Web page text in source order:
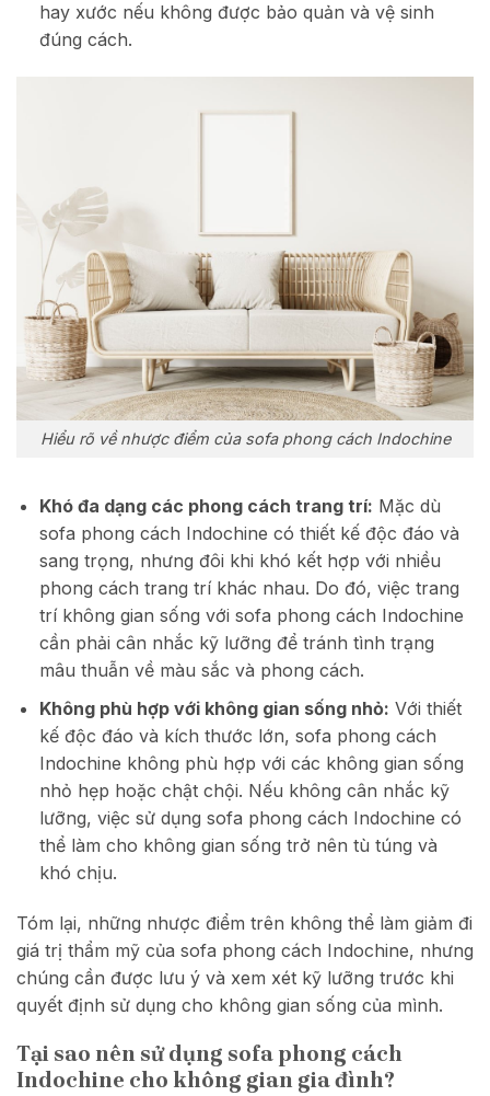
hay xước nếu không được bảo quản và vệ sinh
đúng cách.
Hiểu rõ về nhược điểm của sofa phong cách Indochine
Khó đa dạng các phong cách trang trí: Mặc dù
sofa phong cách Indochine có thiết kế độc đáo và
sang trọng, nhưng đôi khi khó kết hợp với nhiều
phong cách trang trí khác nhau. Do đó, việc trang
trí không gian sống với sofa phong cách Indochine
cần phải cân nhắc kỹ lưỡng để tránh tình trạng
mâu thuẫn về màu sắc và phong cách.
Không phù hợp với không gian sống nhỏ: Với thiết
kế độc đáo và kích thước lớn, sofa phong cách
Indochine không phù hợp với các không gian sống
nhỏ hẹp hoặc chật chội. Nếu không cân nhắc kỹ
lưỡng, việc sử dụng sofa phong cách Indochine có
thể làm cho không gian sống trở nên tù túng và
khó chịu.
Tóm lại, những nhược điểm trên không thể làm giảm đi
giá trị thẩm mỹ của sofa phong cách Indochine, nhưng
chúng cần được lưu ý và xem xét kỹ lưỡng trước khi
quyết định sử dụng cho không gian sống của mình.
Tại sao nên sử dụng sofa phong cách
Indochine cho không gian gia đình?